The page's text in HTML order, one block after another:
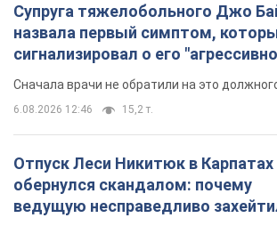
Супруга тяжелобольного Джо
назвала первый симптом,
сигнализировал о его
Сначала врачи не обратили на это
6.08.2026 12:46 15,2 т.
Отпуск Леси Никитюк в Карпатах
обернулся скандалом: почему
ведущую несправедливо